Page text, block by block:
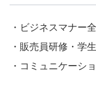
・ビジネスマナー
・販売員研修・学
・コミュニケーシ